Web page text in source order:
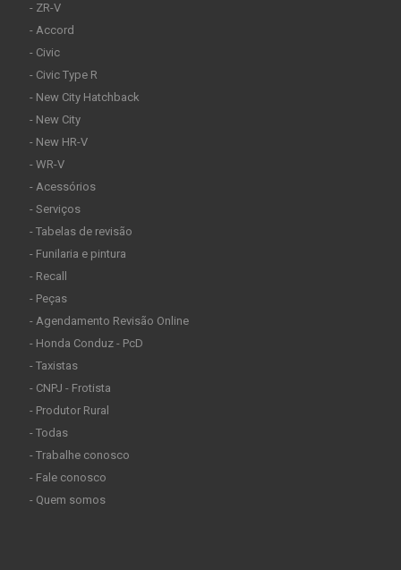
- ZR-V
- Accord
- Civic
- Civic Type R
- New City Hatchback
- New City
- New HR-V
- WR-V
- Acessórios
- Serviços
- Tabelas de revisão
- Funilaria e pintura
- Recall
- Peças
- Agendamento Revisão Online
- Honda Conduz - PcD
- Taxistas
- CNPJ - Frotista
- Produtor Rural
- Todas
- Trabalhe conosco
- Fale conosco
- Quem somos